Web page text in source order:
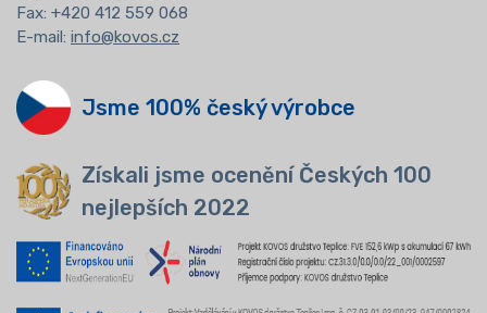
Fax: +420 412 559 068
E-mail: info@kovos.cz
Jsme 100% český výrobce
Získali jsme ocenění Českých 100
nejlepších 2022